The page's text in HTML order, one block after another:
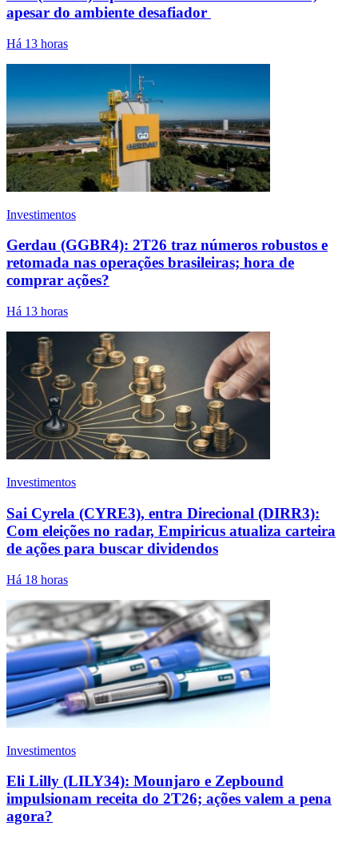
apesar do ambiente desafiador
Há 13 horas
Investimentos
Gerdau (GGBR4): 2T26 traz números robustos e
retomada nas operações brasileiras; hora de
comprar ações?
Há 13 horas
Investimentos
Sai Cyrela (CYRE3), entra Direcional (DIRR3):
Com eleições no radar, Empiricus atualiza carteira
de ações para buscar dividendos
Há 18 horas
Investimentos
Eli Lilly (LILY34): Mounjaro e Zepbound
impulsionam receita do 2T26; ações valem a pena
agora?